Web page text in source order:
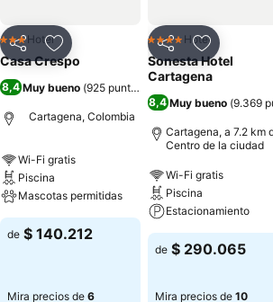
CompartirAgregar a favoritos
3 Estrellas
Hotel
Casa Crespo
8,4 Muy bueno (925 puntuaciones
Cartagena, Colombia
Wi-Fi gratis
Piscina
Mascotas permitidas
de $ 140.212
Mira precios de 6
CompartirAgregar a
4 EstrellasHotel
Sonesta Hotel
Cartagena
8,4 Muy bueno (9.369
Cartagena, a 7.2 km
Centro de la ciudad
Wi-Fi gratis
Piscina
Estacionamiento
de $ 290.065
Mira precios de 10